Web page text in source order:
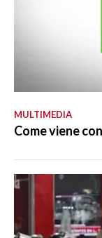
MULTIMEDIA
Come viene